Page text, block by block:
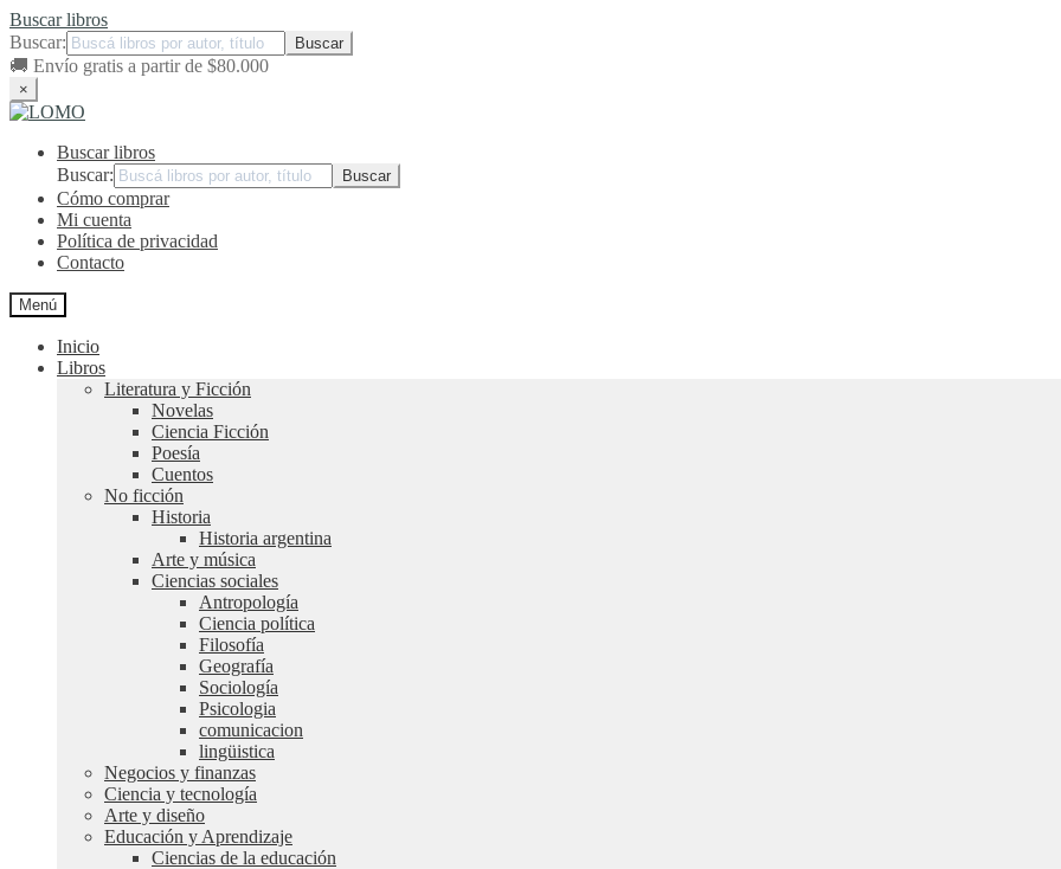
Buscar libros
Buscar:
🚚 Envío gratis a partir de $80.000
×
Ir
navegación
Ir
contenidoBuscar libros
Buscar:
Cómo comprar
Mi cuenta
Política de privacidad
Contacto
Menú
Inicio
Libros
Literatura y Ficción
Novelas
Ciencia Ficción
Poesía
Cuentos
No ficción
Historia
Historia argentina
Arte y música
Ciencias sociales
Antropología
Ciencia política
Filosofía
Geografía
Sociología
Psicologia
comunicacion
lingüistica
Negocios y finanzas
Ciencia y tecnología
Arte y diseño
Educación y Aprendizaje
Ciencias de la educación